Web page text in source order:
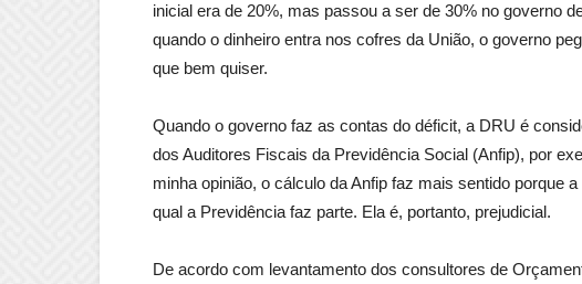
inicial era de 20%, mas passou a ser de 30% no governo
quando o dinheiro entra nos cofres da União, o governo
que bem quiser.
Quando o governo faz as contas do déficit, a DRU é
dos Auditores Fiscais da Previdência Social (Anfip), por
minha opinião, o cálculo da Anfip faz mais sentido porque
qual a Previdência faz parte. Ela é, portanto, prejudicial.
De acordo com levantamento dos consultores de